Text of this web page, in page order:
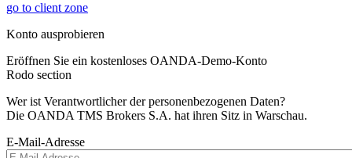
go to client zone
Konto ausprobieren
Eröffnen Sie ein kostenloses OANDA-Demo-Konto
Rodo section
Wer ist Verantwortlicher der personenbezogenen Daten?
Die OANDA TMS Brokers S.A. hat ihren Sitz in Warschau.
E-Mail-Adresse